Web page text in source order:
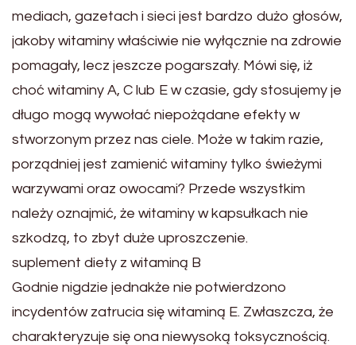
mediach, gazetach i sieci jest bardzo dużo głosów,
jakoby witaminy właściwie nie wyłącznie na zdrowie
pomagały, lecz jeszcze pogarszały. Mówi się, iż
choć witaminy A, C lub E w czasie, gdy stosujemy je
długo mogą wywołać niepożądane efekty w
stworzonym przez nas ciele. Może w takim razie,
porządniej jest zamienić witaminy tylko świeżymi
warzywami oraz owocami? Przede wszystkim
należy oznajmić, że witaminy w kapsułkach nie
szkodzą, to zbyt duże uproszczenie.
suplement diety z witaminą B
Godnie nigdzie jednakże nie potwierdzono
incydentów zatrucia się witaminą E. Zwłaszcza, że
charakteryzuje się ona niewysoką toksycznością.